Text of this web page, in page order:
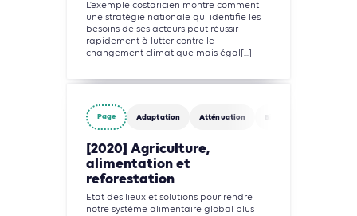
L’exemple costaricien montre comment
une stratégie nationale qui identifie les
besoins de ses acteurs peut réussir
rapidement à lutter contre le
changement climatique mais égal[...]
Page Adaptation Atténuation Biodiversité
[2020] Agriculture,
alimentation et
reforestation
Etat des lieux et solutions pour rendre
notre système alimentaire global plus